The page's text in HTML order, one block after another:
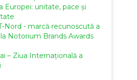
Europei: unitate, pace și
Nord - marcă recunoscută a
Notorium Brands Awards
– Ziua Internațională a